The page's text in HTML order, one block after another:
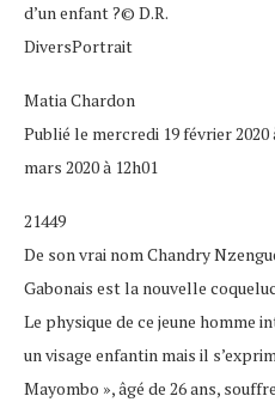
d’un enfant ?© D.R.
DiversPortrait
Matia Chardon
Publié le mercredi 19 février 2020
mars 2020 à 12h01
21449
De son vrai nom Chandry
Gabonais est la nouvelle
Le physique de ce jeune homme
un visage enfantin mais il
Mayombo », âgé de 26 ans,